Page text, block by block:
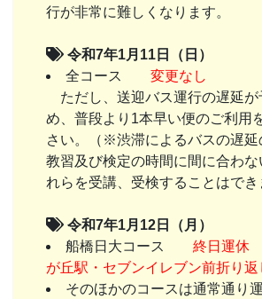
行が非常に難しくなります。
令和7年1月11日（日）
全コース 変更なし
ただし、送迎バス運行の遅延が
め、普段より1本早い便のご利用
さい。（※渋滞によるバスの遅延
教習及び検定の時間に間に合わ
れらを受講、受検することはでき
令和7年1月12日（月）
船橋日大コース 終日運休
が丘駅・セブンイレブン前折り返
そのほかのコースは通常通り